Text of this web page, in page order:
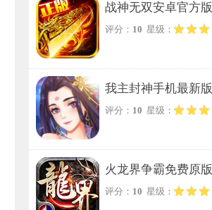
战神无双安卓官方版
评分： 10 星级：
我主封神手机最新版
评分： 10 星级：
火龙界争霸免费原版
评分： 10 星级：